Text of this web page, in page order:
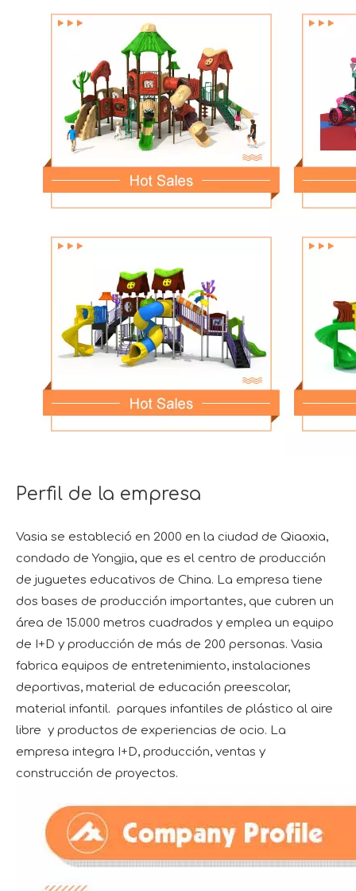
Perfil de la empresa
Vasia se estableció en 2000 en la ciudad de Qiaoxia,
condado de Yongjia, que es el centro de producción
de juguetes educativos de China. La empresa tiene
dos bases de producción importantes, que cubren un
área de 15.000 metros cuadrados y emplea un equipo
de I+D y producción de más de 200 personas. Vasia
fabrica equipos de entretenimiento, instalaciones
deportivas, material de educación preescolar,
material infantil. parques infantiles de plástico al aire
libre y productos de experiencias de ocio. La
empresa integra I+D, producción, ventas y
construcción de proyectos.